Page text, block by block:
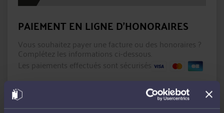
PAIEMENT EN LIGNE D'HONORAIRES
Vous souhaitez payer une facture ou des honoraires ?
Complétez les informations ci-dessous.
Les paiements effectués sont sécurisés